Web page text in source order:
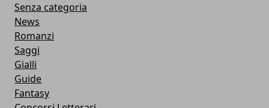
Senza categoria
News
Romanzi
Saggi
Gialli
Guide
Fantasy